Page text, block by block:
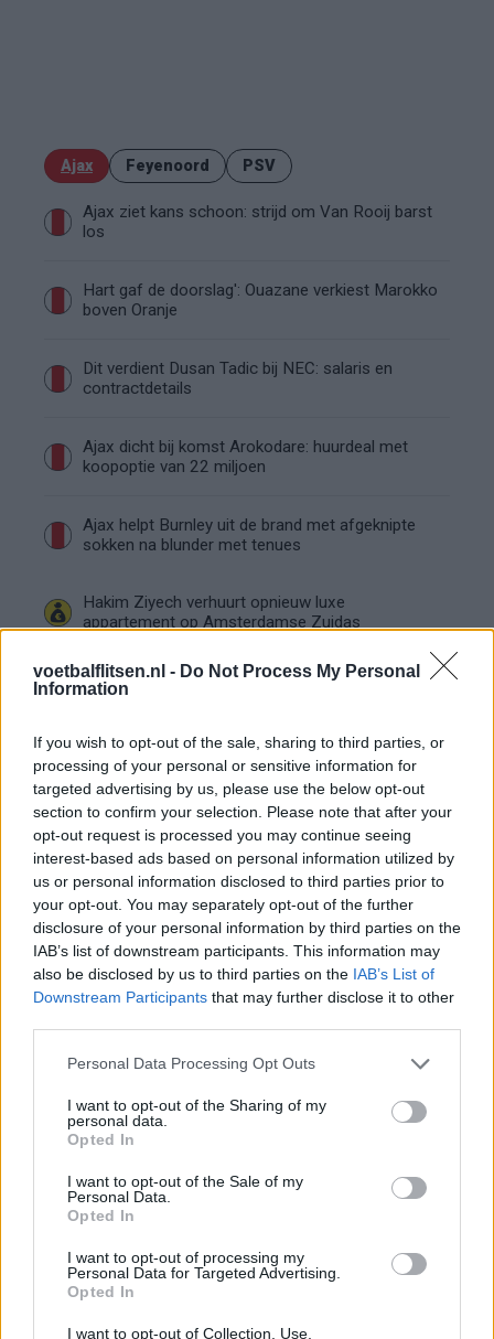
voetbalflitsen.nl - Do Not Process My Personal
Information
If you wish to opt-out of the sale, sharing to third parties, or
processing of your personal or sensitive information for
targeted advertising by us, please use the below opt-out
section to confirm your selection. Please note that after your
opt-out request is processed you may continue seeing
interest-based ads based on personal information utilized by
us or personal information disclosed to third parties prior to
your opt-out. You may separately opt-out of the further
disclosure of your personal information by third parties on the
IAB’s list of downstream participants. This information may
also be disclosed by us to third parties on the IAB’s List of
Downstream Participants that may further disclose it to other
Personal Data Processing Opt Outs
I want to opt-out of the Sharing of my
personal data.
Opted In
I want to opt-out of the Sale of my
Personal Data.
Opted In
I want to opt-out of processing my
Personal Data for Targeted Advertising.
Opted In
I want to opt-out of Collection, Use,
Ajax Feyenoord PSV
Ajax ziet kans schoon: strijd om Van Rooij barst
los
Hart gaf de doorslag': Ouazane verkiest Marokko
boven Oranje
Dit verdient Dusan Tadic bij NEC: salaris en
contractdetails
Ajax dicht bij komst Arokodare: huurdeal met
koopoptie van 22 miljoen
Ajax helpt Burnley uit de brand met afgeknipte
sokken na blunder met tenues
Hakim Ziyech verhuurt opnieuw luxe
appartement op Amsterdamse Zuidas
Marcos Leonardo laat eerste indruk achter bij
Ajax: 'Hier gaan fans van genieten'
Resterend oefenprogramma Ajax: waar zijn de
duels te zien
Ajax groeit onder Míchel, maar transfermarkt
blijft cruciaal
Ajax-talent Mohamed Abdalla schrijft Europese
geschiedenis
Shane Kluivert krijgt kans van Flick en begint in
Servische media vergelijken Ajax-talent Abdellah
Ajax zet grote stap richting volgende ronde na
Ajax - Vojvodina
Vaart en Sylvie Meis door de jaren heen